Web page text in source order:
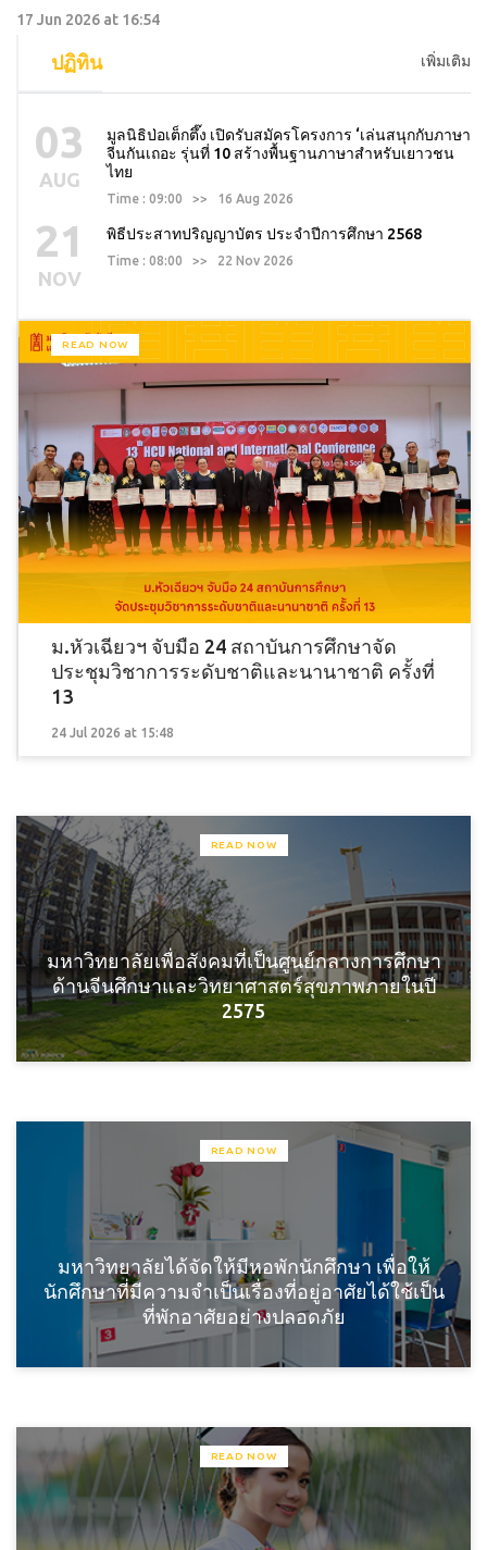
17 Jun 2026 at 16:54
ปฏิทิน เพิ่มเติม
03
AUG
มูลนิธิป่อเต็กตึ๊ง เปิดรับสมัครโครงการ ‘เล่นสนุกกับภาษา
จีนกันเถอะ รุ่นที่ 10 สร้างพื้นฐานภาษาสำหรับเยาวชน
ไทย
Time : 09:00 >> 16 Aug 2026
21
NOV
พิธีประสาทปริญญาบัตร ประจำปีการศึกษา 2568
Time : 08:00 >> 22 Nov 2026
READ NOW
ม.หัวเฉียวฯ จับมือ 24 สถาบันการศึกษาจัด
ประชุมวิชาการระดับชาติและนานาชาติ ครั้งที่
13
24 Jul 2026 at 15:48
READ NOW
มหาวิทยาลัยเพื่อสังคมที่เป็นศูนย์กลางการศึกษา
ด้านจีนศึกษาและวิทยาศาสตร์สุขภาพภายในปี
2575
READ NOW
มหาวิทยาลัยได้จัดให้มีหอพักนักศึกษา เพื่อให้
นักศึกษาที่มีความจำเป็นเรื่องที่อยู่อาศัยได้ใช้เป็น
ที่พักอาศัยอย่างปลอดภัย
READ NOW